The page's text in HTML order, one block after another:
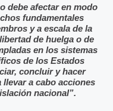
debe afectar en modo
fundamentales
y a escala de la
de huelga o de
en los sistemas
de los Estados
concluir y hacer
a cabo acciones
nacional”.